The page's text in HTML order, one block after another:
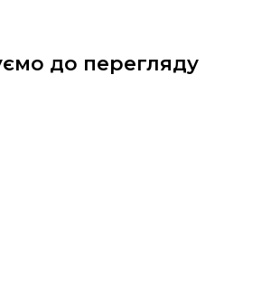
до перегляду